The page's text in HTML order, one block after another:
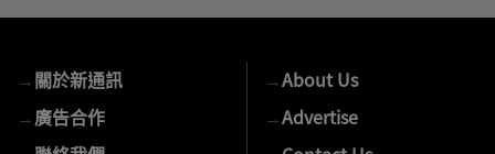
E-
mail
→關於新通訊
→廣告合作
→About Us
→Advertise